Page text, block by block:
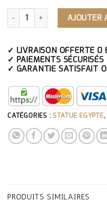
QUANTITÉ DE STATUE
AJOUTER
✓ LIVRAISON OFFERTE 0
✓ PAIEMENTS SÉCURISÉS
✓ GARANTIE SATISFAIT
CATÉGORIES : STATUE EGYPTE,
PRODUITS SIMILAIRES